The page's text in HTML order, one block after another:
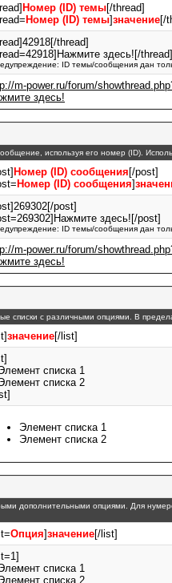
Номер (ID) темы[/thread]
Номер (ID) темы]значение[/
thread]
здесь![/thread]
ID темы/сообщения дан
m-power.ru/forum/
здесь!
используя его номер (ID).
Номер (ID) сообщения [/post]
Номер (ID) сообщения]
post]
здесь![/post]
ID темы/сообщения дан
m-power.ru/forum/
здесь!
списки с различными опциями. В
значение[/list]
списка 1
списка 2
Элемент списка 1
Элемент списка 2
дополнительными опциями. Для
Опция]значение[/list]
списка 1
списка 2